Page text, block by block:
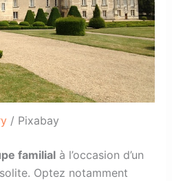
/ Pixabay
familialà l’occasion d’un
Optez notamment